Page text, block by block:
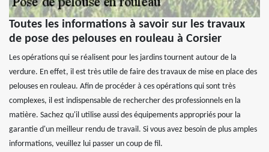
Toutes les informations à savoir sur les travaux
de pose des pelouses en rouleau à Corsier
Les opérations qui se réalisent pour les jardins tournent autour de la
verdure. En effet, il est très utile de faire des travaux de mise en place des
pelouses en rouleau. Afin de procéder à ces opérations qui sont très
complexes, il est indispensable de rechercher des professionnels en la
matière. Sachez qu'il utilise aussi des équipements appropriés pour la
garantie d'un meilleur rendu de travail. Si vous avez besoin de plus amples
informations, veuillez lui passer un coup de fil.